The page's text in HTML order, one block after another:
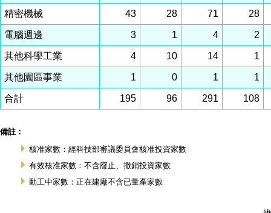
精密機械 43 28 71 28
電腦週邊 3 1 4 2
其他科學工業 4 10 14 1
其他園區事業 1 0 1 1
合計 195 96 291 108
備註：
核准家數：經科技部審議委員會核准投資家數
有效核准家數：不含廢止、撒銷投資家數
動工中家數：正在建廠不含已量產家數